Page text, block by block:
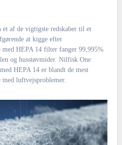
et af de vigtigste redskaber til et
at kigge efter
HEPA 14 filter fanger 99,995%
og husstøvmider. Nilfisk One
HEPA 14 er blandt de mest
luftvejsproblemer.